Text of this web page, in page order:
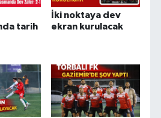
tarih
İki noktaya dev
ekran kurulacak